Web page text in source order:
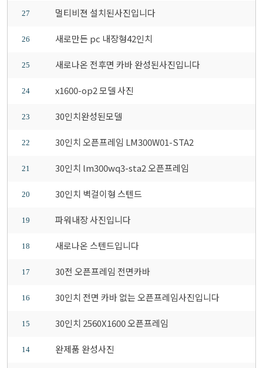
27 멀티비젼 설치된사진입니다
26 새로만든 pc 내장형42인치
25 새로나온 전후면 카바 완성된사진입니다
24 x1600-op2 모델 사진
23 30인치완성된모델
22 30인치 오픈프레임 LM300W01-STA2
21 30인치 lm300wq3-sta2 오픈프레임
20 30인치 벽걸이형 스텐드
19 파워내장 사진입니다
18 새로나온 스텐드입니다
17 30전 오픈프레임 전면카바
16 30인치 전면 카바 없는 오픈프레임사진입니다
15 30인치 2560X1600 오픈프레임
14 완제품 완성사진